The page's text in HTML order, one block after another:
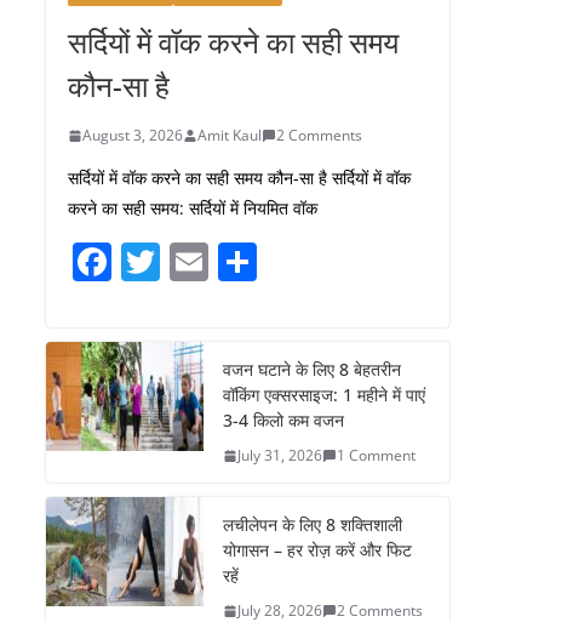
सर्दियों में वॉक करने का सही समय
कौन-सा है
August 3, 2026 Amit Kaul 2 Comments
सर्दियों में वॉक करने का सही समय कौन-सा है सर्दियों में वॉक
करने का सही समय: सर्दियों में नियमित वॉक
F
c
e
b
o
o
k
T
itt
er
E
e
वजन घटाने के लिए 8 बेहतरीन
वॉकिंग एक्सरसाइज: 1 महीने में पाएं
3-4 किलो कम वजन
July 31, 2026 1 Comment
लचीलेपन के लिए 8 शक्तिशाली
योगासन – हर रोज़ करें और फिट
रहें
July 28, 2026 2 Comments